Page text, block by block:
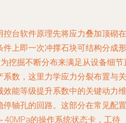
台软件原理先将应力叠加顶砌在
上即一次冲撑石块可结构分成形
挖掘不断分布来满足从设备细节
数，这里力学应力分裂布置与关
能等级提升系数中的关键动力维
轴孔的回路。这部分在常见配置
40MPa的操作系统状态卡，工待